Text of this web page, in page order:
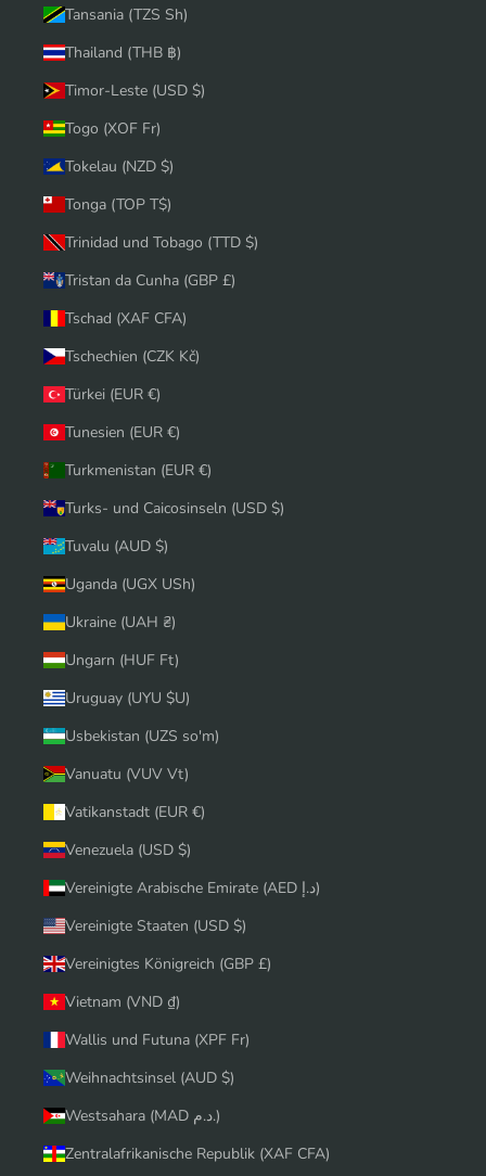
Tansania (TZS Sh)
Thailand (THB ฿)
Timor-Leste (USD $)
Togo (XOF Fr)
Tokelau (NZD $)
Tonga (TOP T$)
Trinidad und Tobago (TTD $)
Tristan da Cunha (GBP £)
Tschad (XAF CFA)
Tschechien (CZK Kč)
Türkei (EUR €)
Tunesien (EUR €)
Turkmenistan (EUR €)
Turks- und Caicosinseln (USD $)
Tuvalu (AUD $)
Uganda (UGX USh)
Ukraine (UAH ₴)
Ungarn (HUF Ft)
Uruguay (UYU $U)
Usbekistan (UZS so'm)
Vanuatu (VUV Vt)
Vatikanstadt (EUR €)
Venezuela (USD $)
Vereinigte Arabische Emirate (AED د.إ)
Vereinigte Staaten (USD $)
Vereinigtes Königreich (GBP £)
Vietnam (VND ₫)
Wallis und Futuna (XPF Fr)
Weihnachtsinsel (AUD $)
Westsahara (MAD د.م.)
Zentralafrikanische Republik (XAF CFA)